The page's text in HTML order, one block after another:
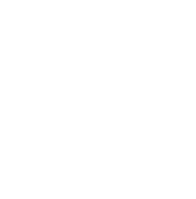
广告运营与品牌增长等一系列服务。